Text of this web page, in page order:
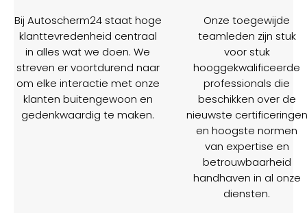
Bij Autoscherm24 staat hoge
klanttevredenheid centraal
in alles wat we doen. We
streven er voortdurend naar
om elke interactie met onze
klanten buitengewoon en
gedenkwaardig te maken.
Onze toegewijde
teamleden zijn stuk
voor stuk
hooggekwalificeerde
professionals die
beschikken over de
nieuwste certificeringen
en hoogste normen
van expertise en
betrouwbaarheid
handhaven in al onze
diensten.